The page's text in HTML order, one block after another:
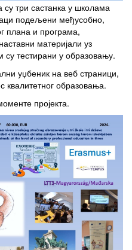
три састанка у школама
подељени међусобно,
плана и програма,
материјали уз
су тестирани у образовању.
уџбеник на веб страници,
квалитетног образовања.
пројекта.